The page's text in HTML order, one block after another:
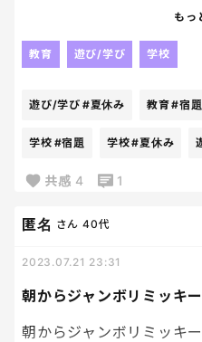
たが、とても学校の宿題
るので、学校の宿題はや
もっ
教育 遊び/学び 学校
遊び/学び #夏休み 教育#宿題
学校 #宿題 学校#夏休み
共感 4 1
朝からジャンボリミッキー
匿名 さん 40代
2023.07.21 23:31
朝からジャンボリミッキ